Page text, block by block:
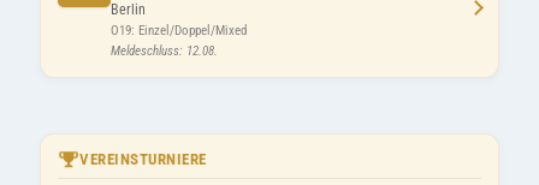
Berlin
O19: Einzel/Doppel/Mixed
Meldeschluss: 12.08.
VEREINSTURNIERE